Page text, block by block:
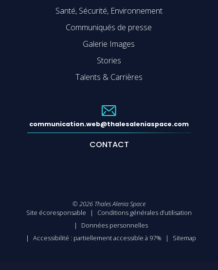
Santé, Sécurité, Environnement
Communiqués de presse
Galerie Images
Stories
Talents & Carrières
communication.web@thalesaleniaspace.com
CONTACT
© 2026 Thales Alenia Space
Site écoresponsable
Conditions générales d’utilisation
Données personnelles
Accessibilité : partiellement accessible à 97%
Sitemap